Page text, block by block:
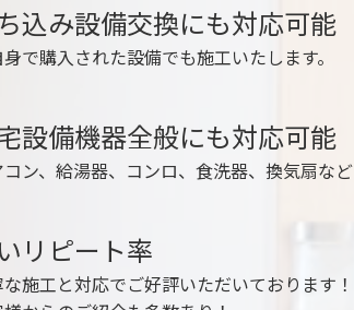
込み設備交換にも対応可能
身で購入された設備でも施工いたします。
設備機器全般にも対応可能
コン、給湯器、コンロ、食洗器、換気扇など
リピート率
施工と対応でご好評いただいております！